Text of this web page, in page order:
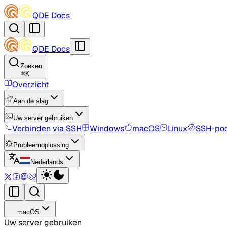
QDE Docs
QDE Docs
Zoeken
⌘K
Overzicht
Aan de slag
Uw server gebruiken
Verbinden via SSH Windows macOS Linux SSH-
Probleemoplossing
Nederlands
macOS
Uw server gebruiken